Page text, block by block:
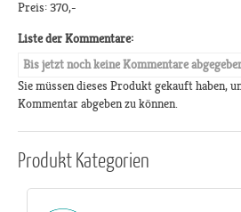
Preis: 370,-
Liste der Kommentare:
Bis jetzt noch keine Kommentare
Sie müssen dieses Produkt gekauft haben,
Kommentar abgeben zu können.
ProduktKategorien